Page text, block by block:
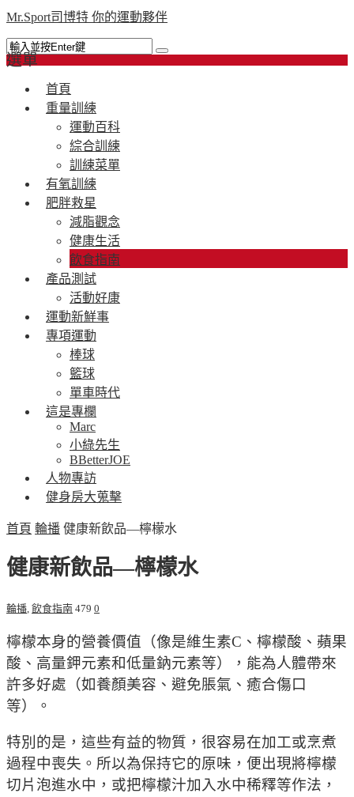
Mr.Sport司博特 你的運動夥伴
選單
首頁
重量訓練
運動百科
綜合訓練
訓練菜單
有氧訓練
肥胖救星
減脂觀念
健康生活
飲食指南
產品測試
活動好康
運動新鮮事
專項運動
棒球
籃球
單車時代
這是專欄
Marc
小綠先生
BBetterJOE
人物專訪
健身房大蒐擊
首頁 輪播 健康新飲品—檸檬水
健康新飲品—檸檬水
輪播 飲食指南 479 0
檸檬本身的營養價值（像是維生素C、檸檬酸、蘋果
酸、高量鉀元素和低量鈉元素等），能為人體帶來
許多好處（如養顏美容、避免脹氣、癒合傷口
等）。
特別的是，這些有益的物質，很容易在加工或烹煮
過程中喪失。所以為保持它的原味，便出現將檸檬
切片泡進水中，或把檸檬汁加入水中稀釋等作法，